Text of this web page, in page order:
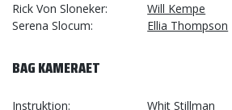
Rick Von Sloneker
Will Kempe
Serena Slocum
Ellia Thompson
BAG KAMERAET
Instruktion
Whit Stillman